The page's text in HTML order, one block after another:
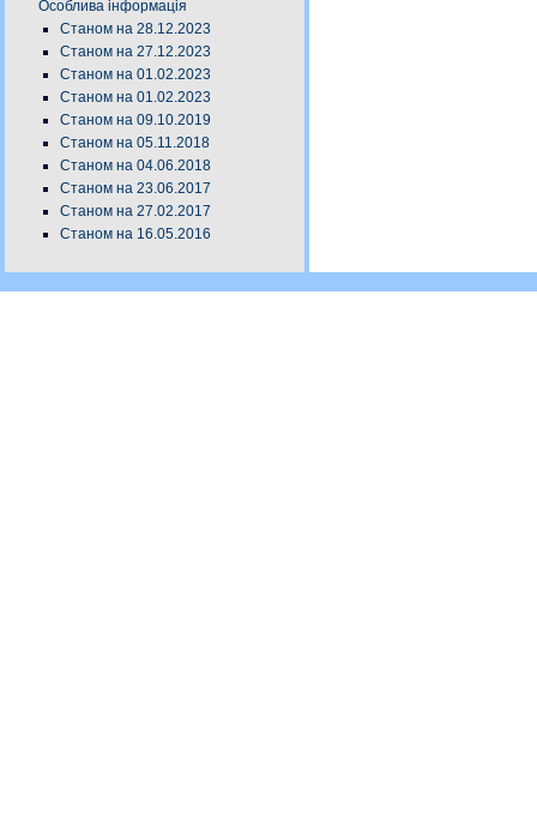
Особлива інформація
Станом на 28.12.2023
Станом на 27.12.2023
Станом на 01.02.2023
Станом на 01.02.2023
Станом на 09.10.2019
Станом на 05.11.2018
Станом на 04.06.2018
Станом на 23.06.2017
Станом на 27.02.2017
Станом на 16.05.2016